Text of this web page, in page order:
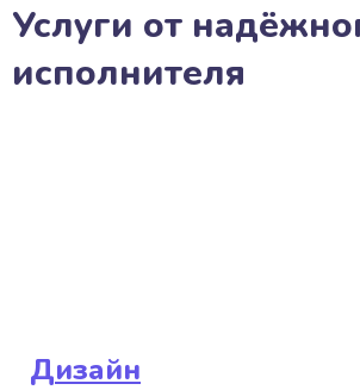
Услуги от
исполнителя
Дизайн